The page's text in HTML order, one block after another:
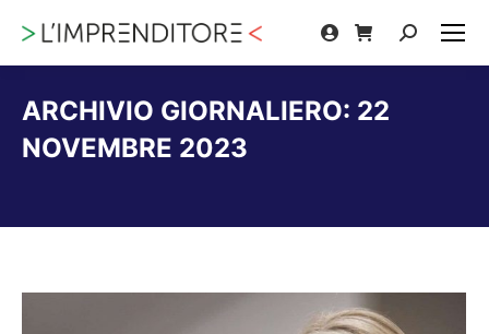
Cerca:
ARCHIVIO GIORNALIERO: 22
NOVEMBRE 2023